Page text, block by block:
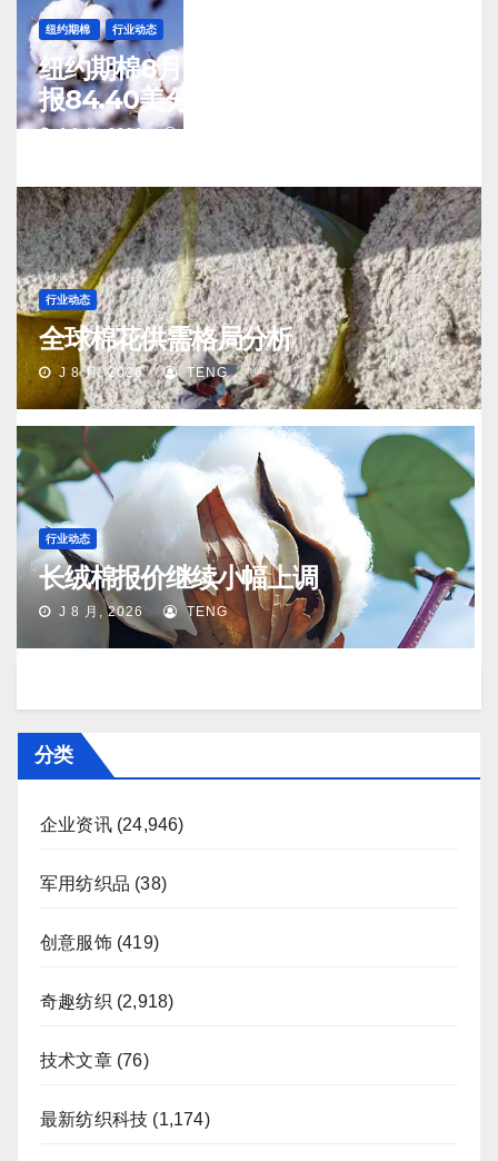
纽约期棉 行业动态
纽约期棉8月7日(周五)收涨12月合约
报84.40美分/磅
J 8 月, 2026 TENG
行业动态
全球棉花供需格局分析
J 8 月, 2026 TENG
行业动态
长绒棉报价继续小幅上调
J 8 月, 2026 TENG
分类
企业资讯(24,946)
军用纺织品 (38)
创意服饰(419)
奇趣纺织 (2,918)
技术文章(76)
最新纺织科技 (1,174)